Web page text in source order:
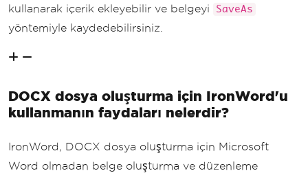
kullanarak içerik ekleyebilir ve belgeyi
SaveAs
yöntemiyle kaydedebilirsiniz.
DOCX dosya oluşturma için IronWord'u
kullanmanın faydaları nelerdir?
IronWord, DOCX dosya oluşturma için Microsoft
Word olmadan belge oluşturma ve düzenleme